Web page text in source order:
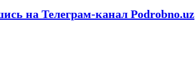
на Телеграм-канал Podrobno.uz